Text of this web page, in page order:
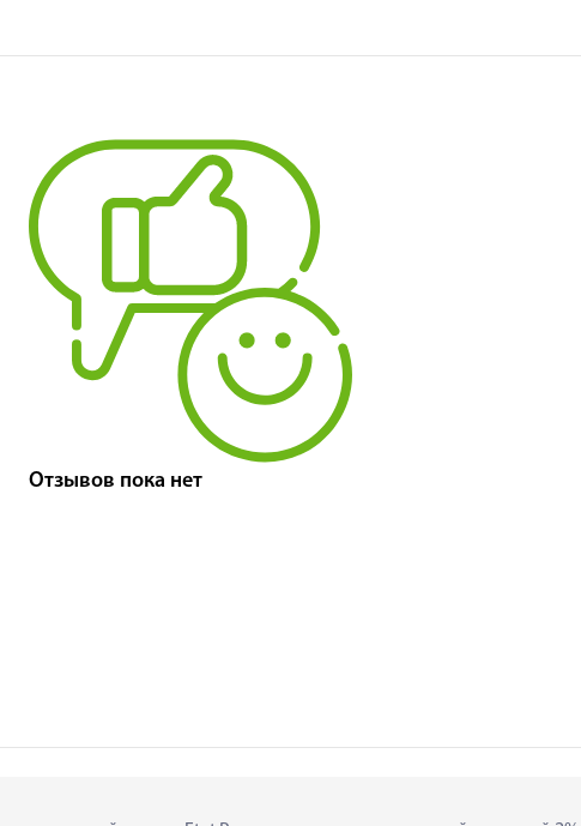
Отзывов пока нет